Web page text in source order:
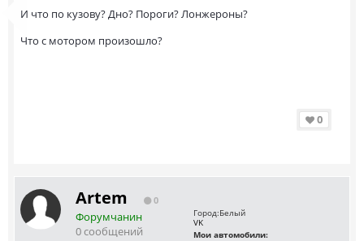
И что по кузову? Дно? Пороги? Лонжероны?
Что с мотором произошло?
0
Artem 0
Форумчанин
0 сообщений
Город:Белый
VK
Мои автомобили: